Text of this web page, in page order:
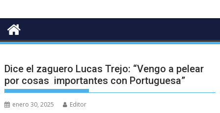
Dice el zaguero Lucas Trejo: “Vengo a pelear
por cosas importantes con Portuguesa”
enero 30, 2025 Editor